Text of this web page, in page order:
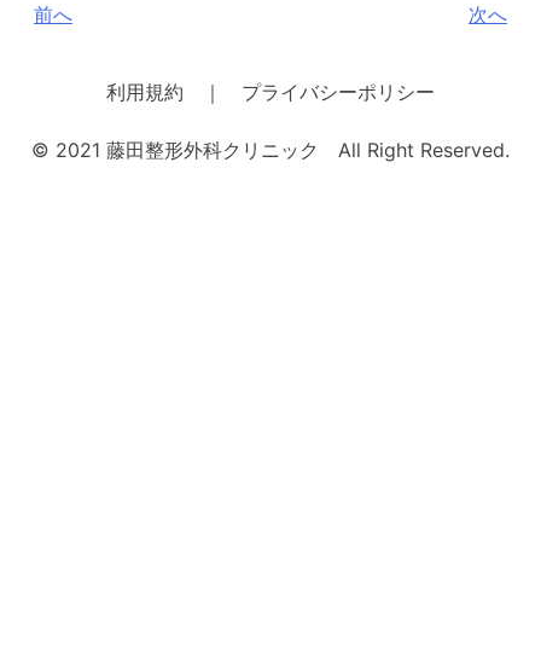
投
ゲ
前へ 次へ
利用規約 ｜ プライバシーポリシー
© 2021 藤田整形外科クリニック All Right Reserved.